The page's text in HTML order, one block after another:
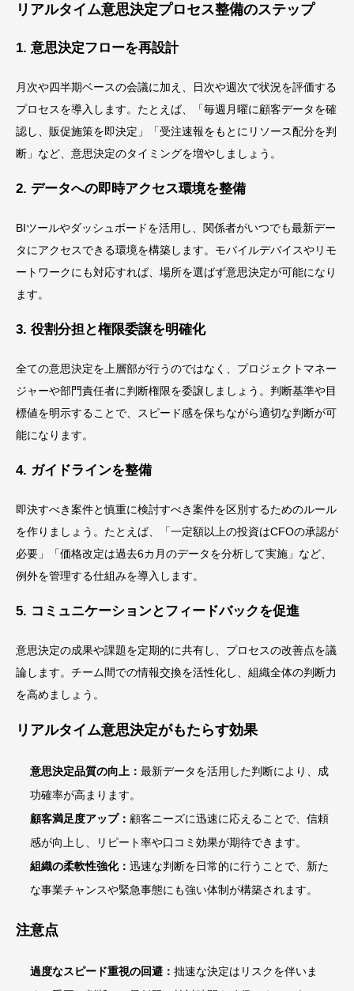
リアルタイム意思決定プロセス整備のステップ
1. 意思決定フローを再設計
月次や四半期ベースの会議に加え、日次や週次で状況を評価する
プロセスを導入します。たとえば、「毎週月曜に顧客データを確
認し、販促施策を即決定」「受注速報をもとにリソース配分を判
断」など、意思決定のタイミングを増やしましょう。
2. データへの即時アクセス環境を整備
BIツールやダッシュボードを活用し、関係者がいつでも最新デー
タにアクセスできる環境を構築します。モバイルデバイスやリモ
ートワークにも対応すれば、場所を選ばず意思決定が可能になり
ます。
3. 役割分担と権限委譲を明確化
全ての意思決定を上層部が行うのではなく、プロジェクトマネー
ジャーや部門責任者に判断権限を委譲しましょう。判断基準や目
標値を明示することで、スピード感を保ちながら適切な判断が可
能になります。
4. ガイドラインを整備
即決すべき案件と慎重に検討すべき案件を区別するためのルール
を作りましょう。たとえば、「一定額以上の投資はCFOの承認が
必要」「価格改定は過去6カ月のデータを分析して実施」など、
例外を管理する仕組みを導入します。
5. コミュニケーションとフィードバックを促進
意思決定の成果や課題を定期的に共有し、プロセスの改善点を議
論します。チーム間での情報交換を活性化し、組織全体の判断力
を高めましょう。
リアルタイム意思決定がもたらす効果
意思決定品質の向上：最新データを活用した判断により、成
功確率が高まります。
顧客満足度アップ： 顧客ニーズに迅速に応えることで、信頼
感が向上し、リピート率や口コミ効果が期待できます。
組織の柔軟性強化：迅速な判断を日常的に行うことで、新た
な事業チャンスや緊急事態にも強い体制が構築されます。
注意点
過度なスピード重視の回避：拙速な決定はリスクを伴いま